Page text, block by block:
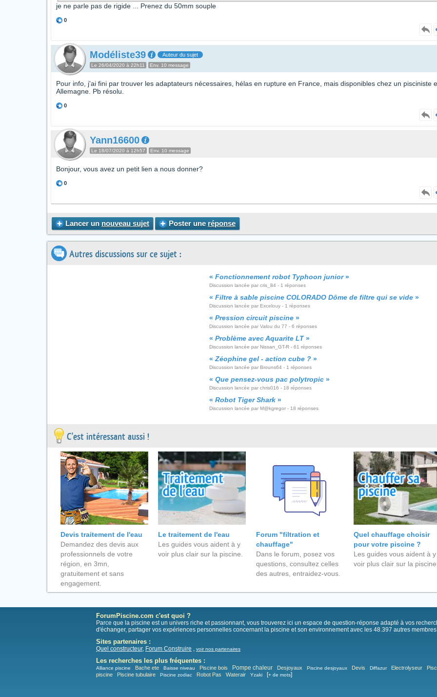
je ne parle pas de rigide ... Prenez du 50mm souple
0
Modéliste39 Auteur du sujet
Le 26/04/2020 à 22h11 Env. 10 message
Pour info, j'ai fini par trouver les adaptateurs nécessaires, hélas en rupture en France, mais disponibles chez un pisciniste
Allemagne. Pb résolu.
0
Yann16600
Le 18/07/2020 à 12h57 Env. 10 message
Bonjour, vous avez un petit lien a nous donner?
0
Lancer un nouveau sujet Poster une réponse
Autres discussions sur ce sujet :
« Fonctionnement robot Typhoon junior»
Discussion lancée par cris_84 - 1 réponses
« Filtre à sable piscine COLORADO Dôme de filtre qui se vide »
Discussion lancée par Excelouy - 1 réponses
« Pression circuit piscine »
Discussion lancée par Valou du 77 - 6 réponses
« Problème avec Aquarite LT»
Discussion lancée par Nissan_GT-R - 61 réponses
« Zéophine gel - action cube ? »
Discussion lancée par Brouns64 - 1 réponses
« Que pensez-vous pac polytropic »
Discussion lancée par chris016 - 18 réponses
« Robot Tiger Shark »
Discussion lancée par M@kgregor - 18 réponses
C'est intéressant aussi !
Devis traitement de l'eau
Demandez des devis aux
professionnels de votre
région, en 3mn,
gratuitement et sans
engagement.
Le traitement de l'eau
Les guides vous aident à y
voir plus clair sur la piscine.
Forum "filtration et
chauffage"
Dans le forum, posez vos
questions, consultez celles
des autres, entraidez-vous.
Quel chauffage choisir
pour votre piscine ?
Les guides vous aident à y
voir plus clair sur la
ForumPiscine.com c'est quoi ?
Parce que la piscine est un univers riche et passionnant, vous trouverez ici un espace de question-réponse adapté à vos
d'échanger, partager vos expériences personnelles concernant la piscine et son environnement avec les 48.397 autres membres
Sites partenaires :
Quel constructeur, Forum Construire , voir nos partenaires
Les recherches les plus fréquentes :
Alliance piscine Bache ete Baisse niveau Piscine bois Pompe chaleur Desjoyaux Piscine desjoyaux Devis Diffazur Electrolyseur
piscine
Piscine tubulaire Piscine zodiac Robot Pas Waterair Yzaki [+ de mots]